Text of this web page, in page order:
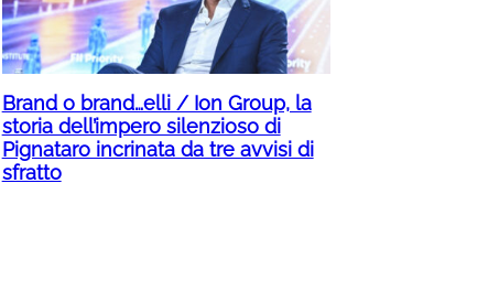
Brand o brand…elli / Ion Group, la
storia dell’impero silenzioso di
Pignataro incrinata da tre avvisi di
sfratto